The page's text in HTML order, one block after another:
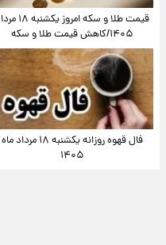
قیمت طلا و سکه امروز یکشنبه ۱۸ مرداد
۱۴۰۵/کاهش قیمت طلا و سکه
فال قهوه روزانه یکشنبه ۱۸ مرداد ماه
۱۴۰۵